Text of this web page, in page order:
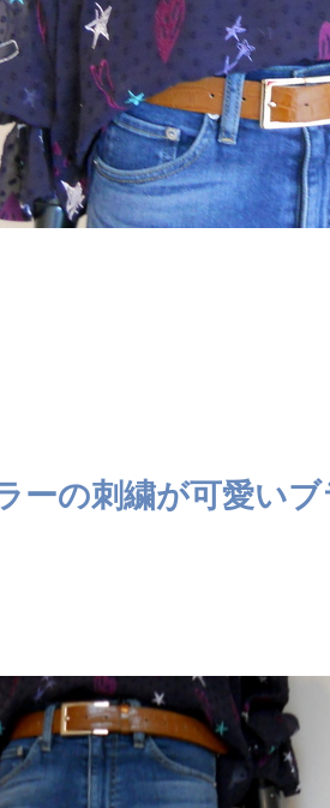
ーの刺繍が可愛い